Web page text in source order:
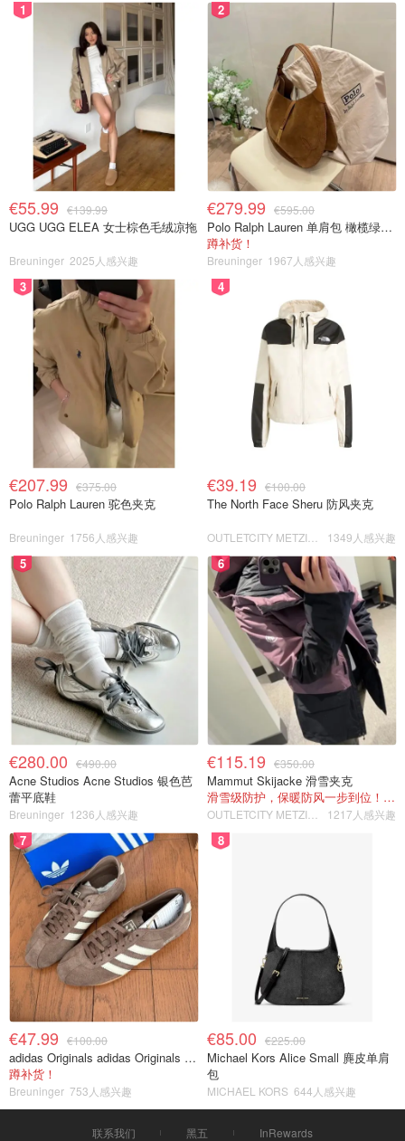
1
€55.99 €139.99
UGG UGG ELEA 女士棕色毛绒凉拖
Breuninger 2025人感兴趣
2
€279.99 €595.00
Polo Ralph Lauren 单肩包 橄榄绿金色
蹲补货！
Breuninger 1967人感兴趣
3
€207.99 €375.00
Polo Ralph Lauren 驼色夹克
Breuninger 1756人感兴趣
4
€39.19 €100.00
The North Face Sheru 防风夹克
1349人感兴趣
5
€280.00 €490.00
Acne Studios Acne Studios 银色芭
蕾平底鞋
Breuninger 1236人感兴趣
6
€115.19 €350.00
Mammut Skijacke 滑雪夹克
滑雪级防护，保暖防风一步到位！仅剩s！
1217人感兴趣
7
€47.99 €100.00
adidas Originals adidas Originals TOKYO 复古休闲鞋 深棕色
蹲补货！
Breuninger 753人感兴趣
8
€85.00 €225.00
Michael Kors Alice Small 麂皮单肩
包
MICHAEL KORS 644人感兴趣
联系我们 黑五 InRewards